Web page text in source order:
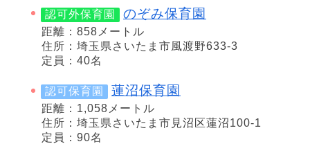
認可外保育園 のぞみ保育園
距離：858メートル
住所：埼玉県さいたま市風渡野633-3
定員：40名
認可保育園 蓮沼保育園
距離：1,058メートル
住所：埼玉県さいたま市見沼区蓮沼100-1
定員：90名